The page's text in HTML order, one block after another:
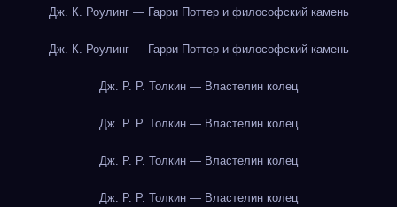
Дж. К. Роулинг — Гарри Поттер и философский камень
Дж. К. Роулинг — Гарри Поттер и философский камень
Дж. Р. Р. Толкин — Властелин колец
Дж. Р. Р. Толкин — Властелин колец
Дж. Р. Р. Толкин — Властелин колец
Дж. Р. Р. Толкин — Властелин колец